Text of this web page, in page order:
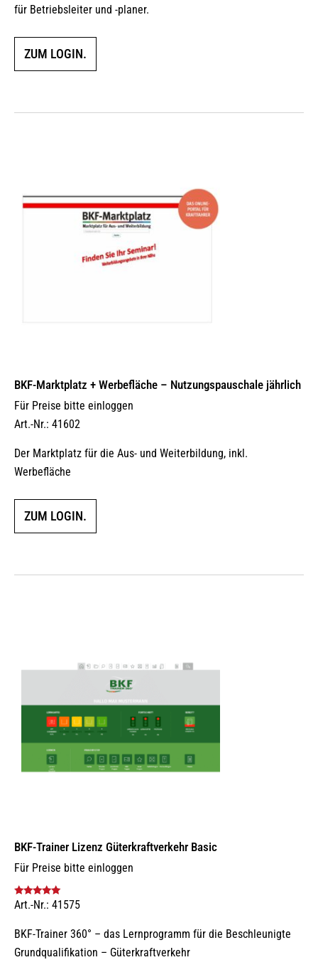
für Betriebsleiter und -planer.
ZUM LOGIN.
BKF-Marktplatz + Werbefläche – Nutzungspauschale jährlich
Für Preise bitte einloggen
Art.-Nr.: 41602
Der Marktplatz für die Aus- und Weiterbildung, inkl.
Werbefläche
ZUM LOGIN.
BKF-Trainer Lizenz Güterkraftverkehr Basic
Für Preise bitte einloggen
Bewertet mit
Art.-Nr.: 41575
BKF-Trainer 360° – das Lernprogramm für die Beschleunigte
Grundqualifikation – Güterkraftverkehr